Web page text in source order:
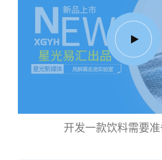
开发一款饮料需要准